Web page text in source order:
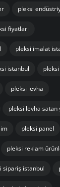
pleksi
fiyatları
pleksi imalat
istanbul
pleksi levha
pleksi levha satan
pleksi panel
pleksi reklam
sipariş istanbul